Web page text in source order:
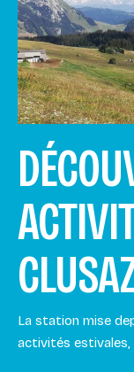
La station mise
activités estivales,